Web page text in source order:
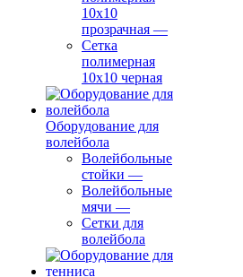
10х10
прозрачная —
Сетка
полимерная
10х10 черная
Оборудование для
волейбола
Волейбольные
стойки —
Волейбольные
мячи —
Сетки для
волейбола